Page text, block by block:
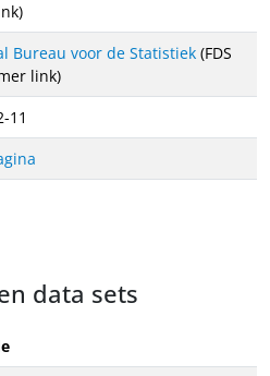
Bureau voor de Statistiek (FDS
link)
11
data sets